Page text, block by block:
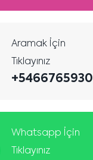
Aramak İçin
Tıklayınız
+5466765930
Whatsapp İçin
Tıklayınız